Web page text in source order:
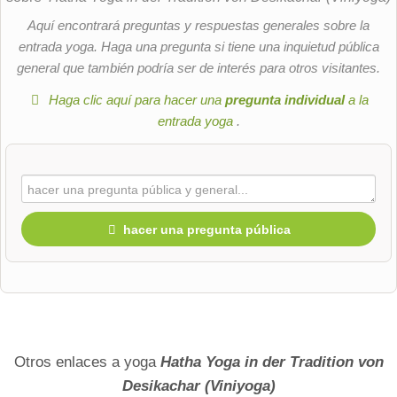
Aquí encontrará preguntas y respuestas generales sobre la
entrada yoga. Haga una pregunta si tiene una inquietud pública
general que también podría ser de interés para otros visitantes.
Haga clic aquí para hacer unapregunta individuala la
entrada yoga .
hacer una pregunta pública
Otros enlaces a yoga Hatha Yoga in der Tradition von
Desikachar (Viniyoga)